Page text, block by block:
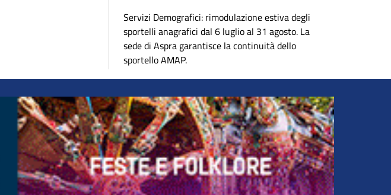
Servizi Demografici: rimodulazione estiva degli
sportelli anagrafici dal 6 luglio al 31 agosto. La
sede di Aspra garantisce la continuità dello
sportello AMAP.